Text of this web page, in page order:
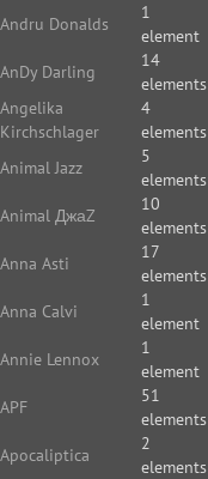
Andru Donalds
1
element
AnDy Darling
14
elements
Angelika
Kirchschlager
4
elements
Animal Jazz
5
elements
Animal ДжаZ
10
elements
Anna Asti
17
elements
Anna Calvi
1
element
Annie Lennox
1
element
APF
51
elements
Apocaliptica
2
elements